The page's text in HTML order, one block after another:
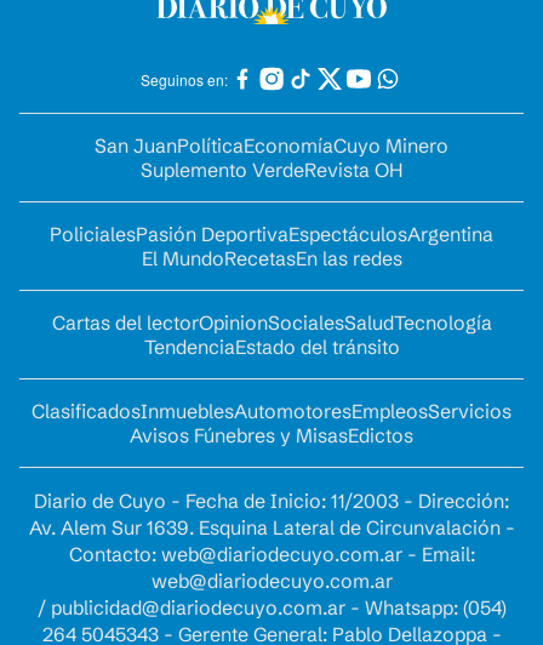
Seguinos en:
San JuanPolíticaEconomíaCuyo Minero
Suplemento VerdeRevista OH
PolicialesPasión DeportivaEspectáculosArgentina
El MundoRecetasEn las redes
Cartas del lectorOpinionSocialesSaludTecnología
TendenciaEstado del tránsito
ClasificadosInmueblesAutomotoresEmpleosServicios
Avisos Fúnebres y MisasEdictos
Diario de Cuyo - Fecha de Inicio: 11/2003 - Dirección:
Av. Alem Sur 1639. Esquina Lateral de Circunvalación -
Contacto: web@diariodecuyo.com.ar- Email:
web@diariodecuyo.com.ar
/ publicidad@diariodecuyo.com.ar- Whatsapp: (054)
264 5045343 - Gerente General: Pablo Dellazoppa -